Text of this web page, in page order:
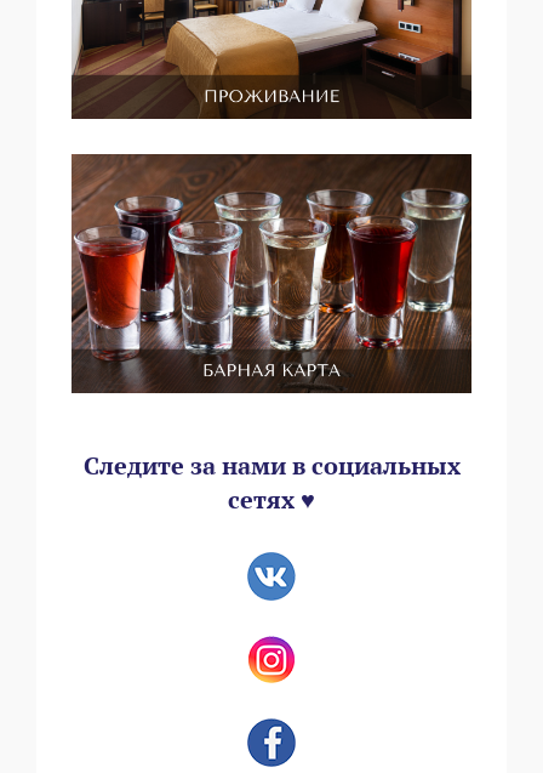
Следите за нами в социальных
сетях ♥